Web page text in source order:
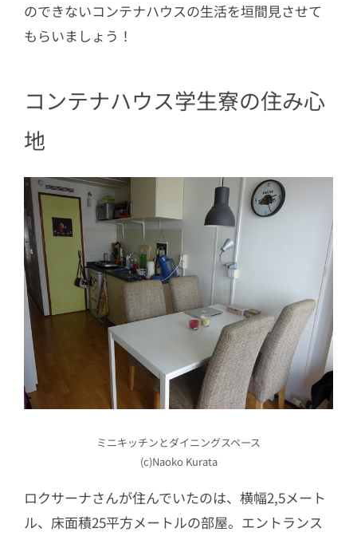
のできないコンテナハウスの生活を垣間見させて
もらいましょう！
コンテナハウス学生寮の住み心
地
ミニキッチンとダイニングスペース
(c)Naoko Kurata
ロクサーナさんが住んでいたのは、横幅2,5メート
ル、床面積25平方メートルの部屋。エントランス